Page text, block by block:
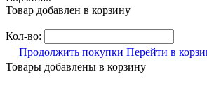
Товар добавлен в корзину
Кол-во:
Продолжить покупки Перейти в
Товары добавлены в корзину